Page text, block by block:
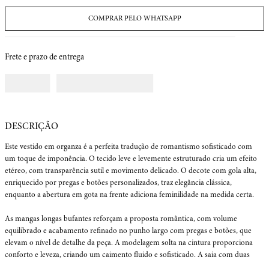
COMPRAR PELO WHATSAPP
Frete e prazo de entrega
Este vestido em organza é a perfeita tradução de romantismo sofisticado com
um toque de imponência. O tecido leve e levemente estruturado cria um efeito
etéreo, com transparência sutil e movimento delicado. O decote com gola alta,
enriquecido por pregas e botões personalizados, traz elegância clássica,
enquanto a abertura em gota na frente adiciona feminilidade na medida certa.
As mangas longas bufantes reforçam a proposta romântica, com volume
equilibrado e acabamento refinado no punho largo com pregas e botões, que
elevam o nível de detalhe da peça. A modelagem solta na cintura proporciona
conforto e leveza, criando um caimento fluido e sofisticado. A saia com duas